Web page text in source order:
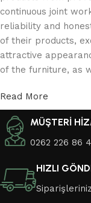
continuous joint
reliability and
of their products,
attractive
of the furniture, as
Read More
MÜŞTERİ
0262 226 86
HIZLI